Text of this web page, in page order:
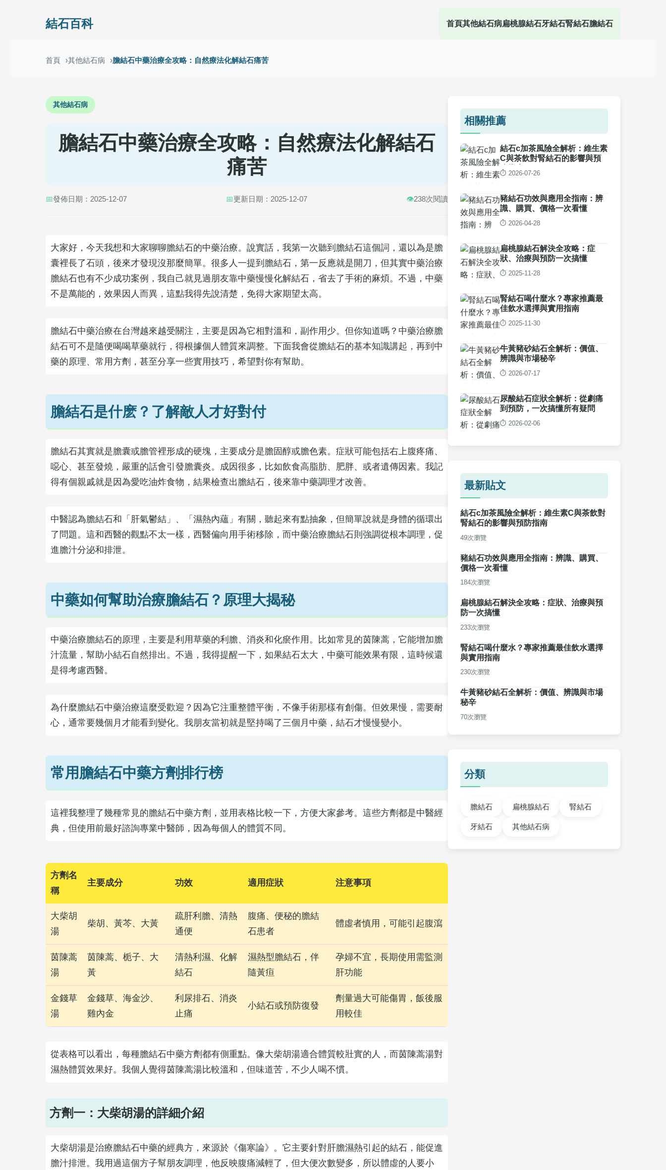
結石百科 首頁其他結石病扁桃腺結石牙結石腎結石膽結石
首頁 其他結石病 膽結石中藥治療全攻略：自然療法化解結石痛苦
其他結石病
膽結石中藥治療全攻略：自然療法化解結石
痛苦
📅發佈日期：2025-12-07 📅更新日期：2025-12-07 👁️238次閱讀
大家好，今天我想和大家聊聊膽結石的中藥治療。說實話，我第一次聽到膽結石這個詞，還以為是膽
囊裡長了石頭，後來才發現沒那麼簡單。很多人一提到膽結石，第一反應就是開刀，但其實中藥治療
膽結石也有不少成功案例，我自己就見過朋友靠中藥慢慢化解結石，省去了手術的麻煩。不過，中藥
不是萬能的，效果因人而異，這點我得先說清楚，免得大家期望太高。
膽結石中藥治療在台灣越來越受關注，主要是因為它相對溫和，副作用少。但你知道嗎？中藥治療膽
結石可不是隨便喝喝草藥就行，得根據個人體質來調整。下面我會從膽結石的基本知識講起，再到中
藥的原理、常用方劑，甚至分享一些實用技巧，希望對你有幫助。
膽結石是什麽？了解敵人才好對付
膽結石其實就是膽囊或膽管裡形成的硬塊，主要成分是膽固醇或膽色素。症狀可能包括右上腹疼痛、
噁心、甚至發燒，嚴重的話會引發膽囊炎。成因很多，比如飲食高脂肪、肥胖、或者遺傳因素。我記
得有個親戚就是因為愛吃油炸食物，結果檢查出膽結石，後來靠中藥調理才改善。
中醫認為膽結石和「肝氣鬱結」、「濕熱內蘊」有關，聽起來有點抽象，但簡單說就是身體的循環出
了問題。這和西醫的觀點不太一樣，西醫偏向用手術移除，而中藥治療膽結石則強調從根本調理，促
進膽汁分泌和排泄。
中藥如何幫助治療膽結石？原理大揭秘
中藥治療膽結石的原理，主要是利用草藥的利膽、消炎和化瘀作用。比如常見的茵陳蒿，它能增加膽
汁流量，幫助小結石自然排出。不過，我得提醒一下，如果結石太大，中藥可能效果有限，這時候還
是得考慮西醫。
為什麼膽結石中藥治療這麼受歡迎？因為它注重整體平衡，不像手術那樣有創傷。但效果慢，需要耐
心，通常要幾個月才能看到變化。我朋友當初就是堅持喝了三個月中藥，結石才慢慢變小。
常用膽結石中藥方劑排行榜
這裡我整理了幾種常見的膽結石中藥方劑，並用表格比較一下，方便大家參考。這些方劑都是中醫經
典，但使用前最好諮詢專業中醫師，因為每個人的體質不同。
方劑名
稱
主要成分 功效 適用症狀 注意事項
大柴胡
湯
柴胡、黃芩、大黃
疏肝利膽、清熱
通便
腹痛、便秘的膽結
石患者
體虛者慎用，可能引起腹瀉
茵陳蒿
湯
茵陳蒿、栀子、大
黃
清熱利濕、化解
結石
濕熱型膽結石，伴
隨黃疸
孕婦不宜，長期使用需監測
肝功能
金錢草
湯
金錢草、海金沙、
雞內金
利尿排石、消炎
止痛
小結石或預防復發
劑量過大可能傷胃，飯後服
用較佳
從表格可以看出，每種膽結石中藥方劑都有側重點。像大柴胡湯適合體質較壯實的人，而茵陳蒿湯對
濕熱體質效果好。我個人覺得茵陳蒿湯比較溫和，但味道苦，不少人喝不慣。
方劑一：大柴胡湯的詳細介紹
大柴胡湯是治療膽結石中藥的經典方，來源於《傷寒論》。它主要針對肝膽濕熱引起的結石，能促進
膽汁排泄。我用過這個方子幫朋友調理，他反映腹痛減輕了，但大便次數變多，所以體虛的人要小
相關推薦
結石c加茶風險全解析：維生素
C與茶飲對腎結石的影響與預
防指南
⏱️ 2026-07-26
豬結石功效與應用全指南：辨
識、購買、價格一次看懂
⏱️ 2026-04-28
扁桃腺結石解決全攻略：症
狀、治療與預防一次搞懂
⏱️ 2025-11-28
腎結石喝什麼水？專家推薦最
佳飲水選擇與實用指南
⏱️ 2025-11-30
牛黃豬砂結石全解析：價值、
辨識與市場秘辛
⏱️ 2026-07-17
尿酸結石症狀全解析：從劇痛
到預防，一次搞懂所有疑問
⏱️ 2026-02-06
最新貼文
結石c加茶風險全解析：維生素C與茶飲對
腎結石的影響與預防指南
49次瀏覽
豬結石功效與應用全指南：辨識、購買、
價格一次看懂
184次瀏覽
扁桃腺結石解決全攻略：症狀、治療與預
防一次搞懂
233次瀏覽
腎結石喝什麼水？專家推薦最佳飲水選擇
與實用指南
230次瀏覽
牛黃豬砂結石全解析：價值、辨識與市場
秘辛
70次瀏覽
分類
膽結石 扁桃腺結石 腎結石
牙結石 其他結石病